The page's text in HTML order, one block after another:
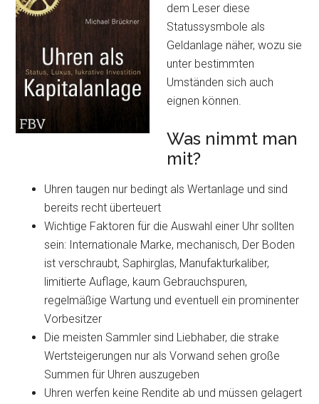
dem Leser diese
Statussysmbole als
Geldanlage näher, wozu sie
unter bestimmten
Umständen sich auch
eignen können.
Was nimmt man
mit?
Uhren taugen nur bedingt als Wertanlage und sind
bereits recht überteuert
Wichtige Faktoren für die Auswahl einer Uhr sollten
sein: Internationale Marke, mechanisch, Der Boden
ist verschraubt, Saphirglas, Manufakturkaliber,
limitierte Auflage, kaum Gebrauchspuren,
regelmäßige Wartung und eventuell ein prominenter
Vorbesitzer
Die meisten Sammler sind Liebhaber, die strake
Wertsteigerungen nur als Vorwand sehen große
Summen für Uhren auszugeben
Uhren werfen keine Rendite ab und müssen gelagert